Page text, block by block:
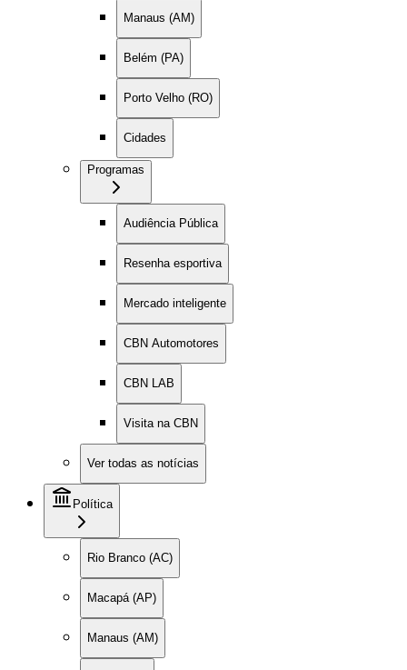
Manaus (AM)
Belém (PA)
Porto Velho (RO)
Cidades
Programas
Audiência Pública
Resenha esportiva
Mercado inteligente
CBN Automotores
CBN LAB
Visita na CBN
Ver todas as notícias
Política
Rio Branco (AC)
Macapá (AP)
Manaus (AM)